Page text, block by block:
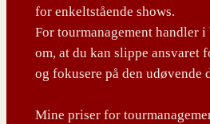
for enkeltstående shows.
For tourmanagement handler
om, at du kan slippe ansvaret
og fokusere på den udøvende
Mine priser for